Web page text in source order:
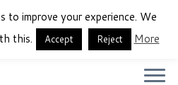
Español
English
Français
to improve your experience. We
this.
Accept Reject More